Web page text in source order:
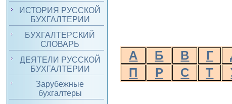
ИСТОРИЯ РУССКОЙ
БУХГАЛТЕРИИ
БУХГАЛТЕРСКИЙ
СЛОВАРЬ
ДЕЯТЕЛИ РУССКОЙ
БУХГАЛТЕРИИ
Зарубежные
бухгалтеры
А Б В Г
П
Р С Т